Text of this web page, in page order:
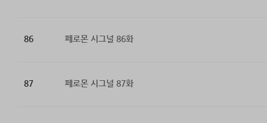
86 페로몬 시그널 86화
87 페로몬 시그널 87화